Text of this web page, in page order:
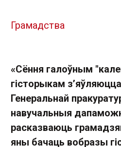
Грамадства
«Сёння галоўным
гісторыкам з’яўляюцца
Генеральнай
навучальныя
расказваюць
яны бачаць вобразы